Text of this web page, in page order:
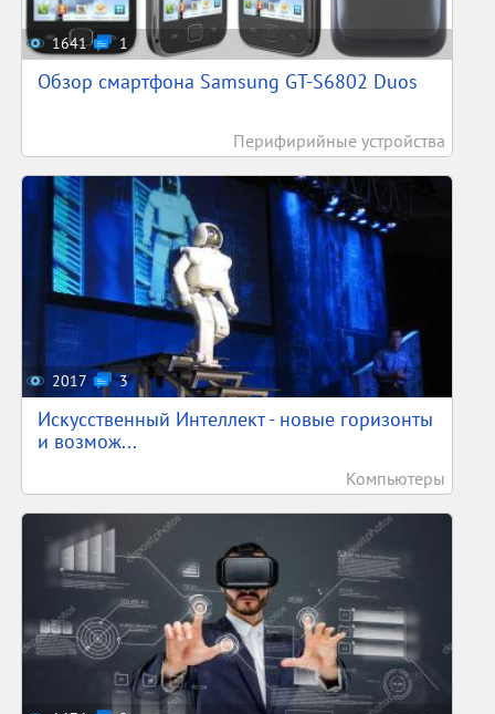
1641 1
Обзор смартфона Samsung GT-S6802 Duos
Перифирийные устройства
2017 3
Искусственный Интеллект - новые горизонты
и возмож...
Компьютеры